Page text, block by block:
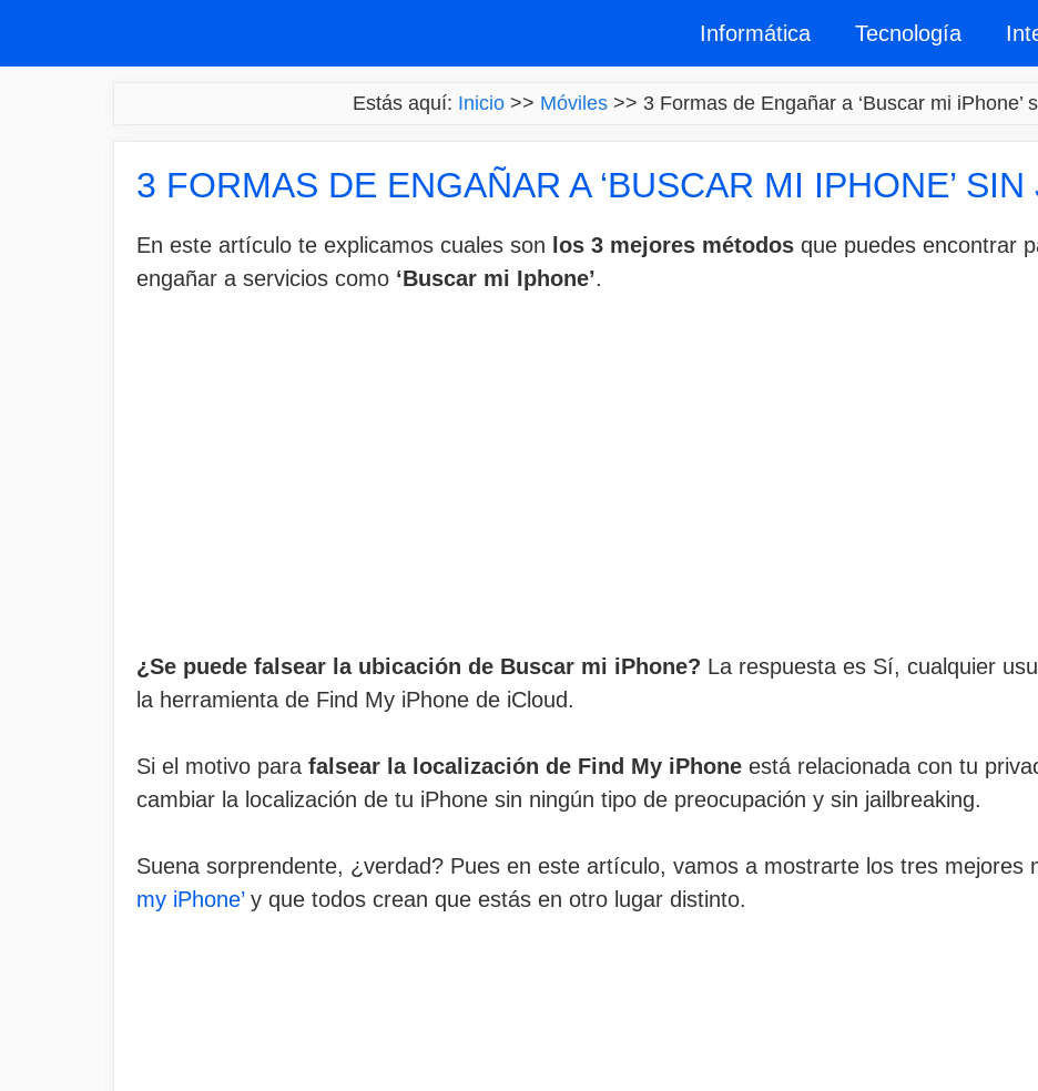
Informática Tecnología
Estás aquí: Inicio>> Móviles>> 3 Formas de Engañar a ‘Buscar mi iPhone’
3 FORMAS DE ENGAÑAR A ‘BUSCAR MI IPHONE’
En este artículo te explicamos cuales son los 3 mejores métodos que puedes encontrar
engañar a servicios como ‘Buscar mi Iphone’.
¿Se puede falsear la ubicación de Buscar mi iPhone? La respuesta es Sí, cualquier
la herramienta de Find My iPhone de iCloud.
Si el motivo para falsear la localización de Find My iPhone está relacionada con tu
cambiar la localización de tu iPhone sin ningún tipo de preocupación y sin jailbreaking.
Suena sorprendente, ¿verdad? Pues en este artículo, vamos a mostrarte los tres mejores
my iPhone’y que todos crean que estás en otro lugar distinto.